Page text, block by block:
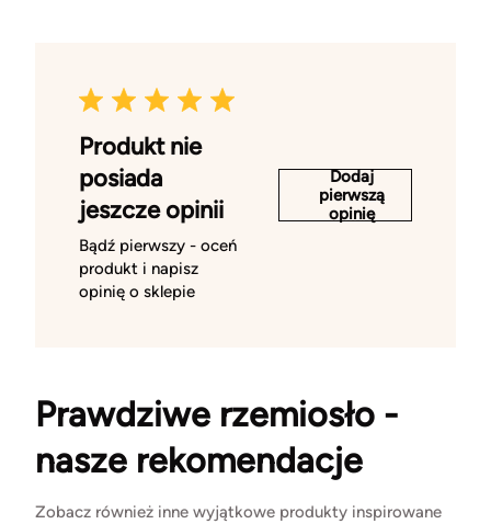
Produkt nie
posiada
jeszcze opinii
Bądź pierwszy - oceń
produkt i napisz
opinię o sklepie
Dodaj
pierwszą
opinię
Prawdziwe rzemiosło -
nasze rekomendacje
Zobacz również inne wyjątkowe produkty inspirowane